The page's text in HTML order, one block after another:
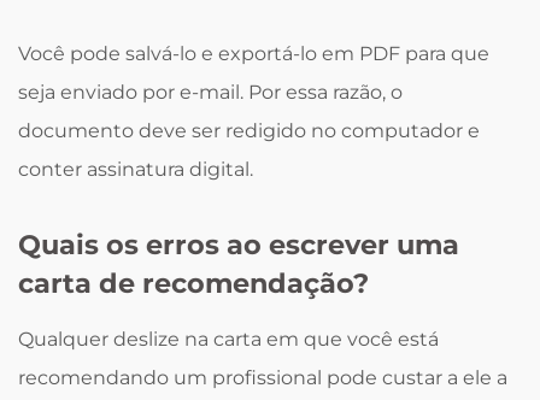
Você pode salvá-lo e exportá-lo em PDF para que
seja enviado por e-mail. Por essa razão, o
documento deve ser redigido no computador e
conter assinatura digital.
Quais os erros ao escrever uma
carta de recomendação?
Qualquer deslize na carta em que você está
recomendando um profissional pode custar a ele a